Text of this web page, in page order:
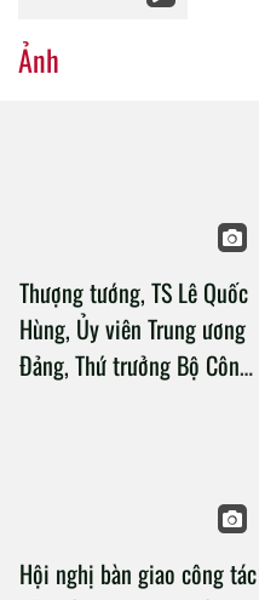
Ảnh
Thượng tướng, TS Lê Quốc
Hùng, Ủy viên Trung ương
Đảng, Thứ trưởng Bộ Công
Hội nghị bàn giao công tác